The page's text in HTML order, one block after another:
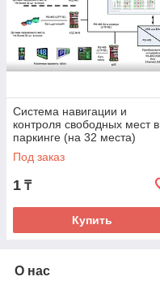
Система навигации и
контроля свободных мест в
паркинге (на 32 места)
Под заказ
1 ₸
Купить
О нас